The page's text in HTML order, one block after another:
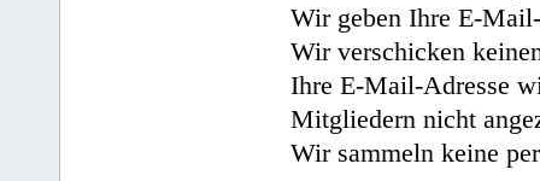
Wir geben Ihre E-
Wir verschicken
Ihre E-Mail-Adresse
Mitgliedern nicht
Wir sammeln keine